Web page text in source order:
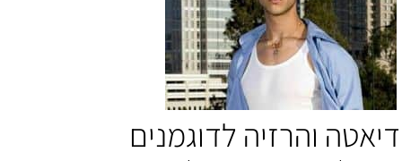
דיאטה והרזיה לדוגמנים